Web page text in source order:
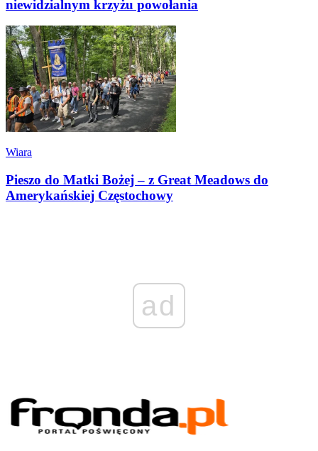
niewidzialnym krzyżu powołania
Wiara
Pieszo do Matki Bożej – z Great Meadows do
Amerykańskiej Częstochowy
ad